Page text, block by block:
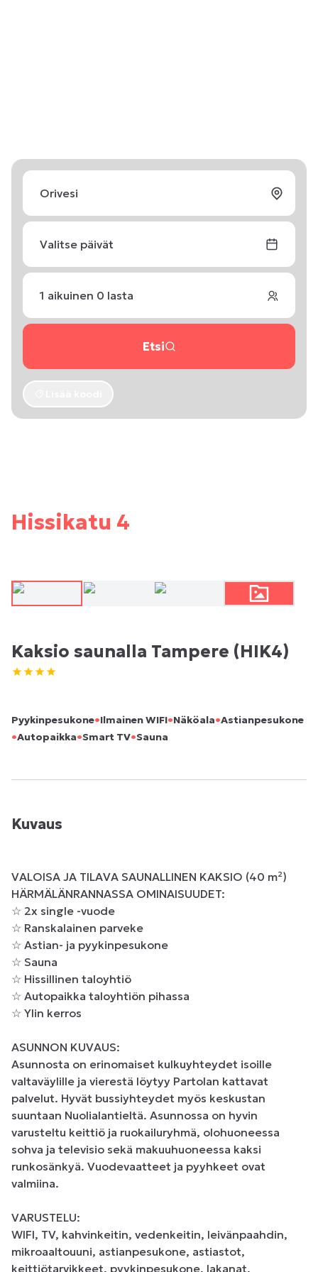
Valitse päivät
1 aikuinen 0 lasta
Etsi
Hissikatu 4
Kaksio saunalla Tampere (HIK4)
Pyykinpesukone•Ilmainen WIFI•Näköala•Astianpesukone
•Autopaikka•Smart TV•Sauna
Kuvaus
VALOISA JA TILAVA SAUNALLINEN KAKSIO (40 m²)
HÄRMÄLÄNRANNASSA OMINAISUUDET:
☆ 2x single -vuode
☆ Ranskalainen parveke
☆ Astian- ja pyykinpesukone
☆ Sauna
☆ Hissillinen taloyhtiö
☆ Autopaikka taloyhtiön pihassa
☆ Ylin kerros
ASUNNON KUVAUS:
Asunnosta on erinomaiset kulkuyhteydet isoille
valtaväylille ja vierestä löytyy Partolan kattavat
palvelut. Hyvät bussiyhteydet myös keskustan
suuntaan Nuolialantieltä. Asunnossa on hyvin
varusteltu keittiö ja ruokailuryhmä, olohuoneessa
sohva ja televisio sekä makuuhuoneessa kaksi
runkosänkyä. Vuodevaatteet ja pyyhkeet ovat
valmiina.
VARUSTELU:
WIFI, TV, kahvinkeitin, vedenkeitin, leivänpaahdin,
mikroaaltouuni, astianpesukone, astiastot,
keittiötarvikkeet, pyykinpesukone, lakanat,